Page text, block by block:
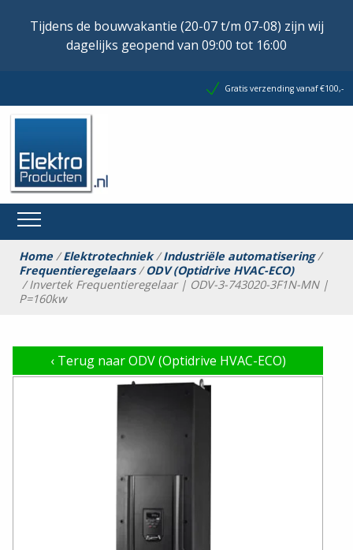
Tijdens de bouwvakantie (20-07 t/m 07-08) zijn wij
dagelijks geopend van 09:00 tot 16:00
Gratis verzending vanaf €100,-
Home/Elektrotechniek/Industriële automatisering/
Frequentieregelaars/ODV (Optidrive HVAC-ECO)
/ Invertek Frequentieregelaar | ODV-3-743020-3F1N-MN |
P=160kw
‹Terug naar ODV (Optidrive HVAC-ECO)